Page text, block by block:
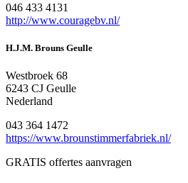
046 433 4131
http://www.couragebv.nl/
H.J.M. Brouns Geulle
Westbroek 68
6243 CJ Geulle
Nederland
043 364 1472
https://www.brounstimmerfabriek.nl/
GRATIS offertes aanvragen